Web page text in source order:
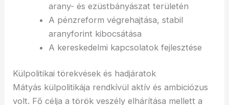
arany- és ezüstbányászat területén
A pénzreform végrehajtása, stabil
aranyforint kibocsátása
A kereskedelmi kapcsolatok fejlesztése
Külpolitikai törekvések és hadjáratok
Mátyás külpolitikája rendkívül aktív és ambiciózus
volt. Fő célja a török veszély elhárítása mellett a